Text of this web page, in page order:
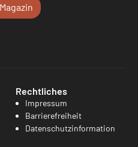
Rechtliches
Impressum
Barrierefreiheit
Datenschutzinformation